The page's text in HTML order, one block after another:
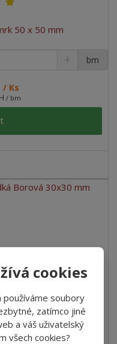
cookies
používáme soubory
zatímco jiné
a váš uživatelský
všech cookies?
50 x 50 mm
/ Ks
/ bm
bm